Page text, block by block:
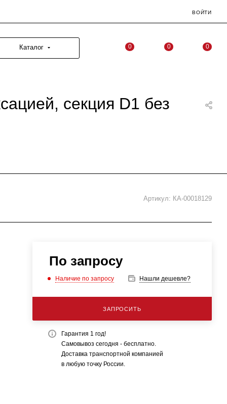
ВОЙТИ
Каталог 0 0 0
секция D1 без
Артикул: КА-00018129
По запросу
Наличие по запросу Нашли дешевле?
ЗАПРОСИТЬ
Гарантия 1 год!
Самовывоз сегодня - бесплатно.
Доставка транспортной компанией
в любую точку России.